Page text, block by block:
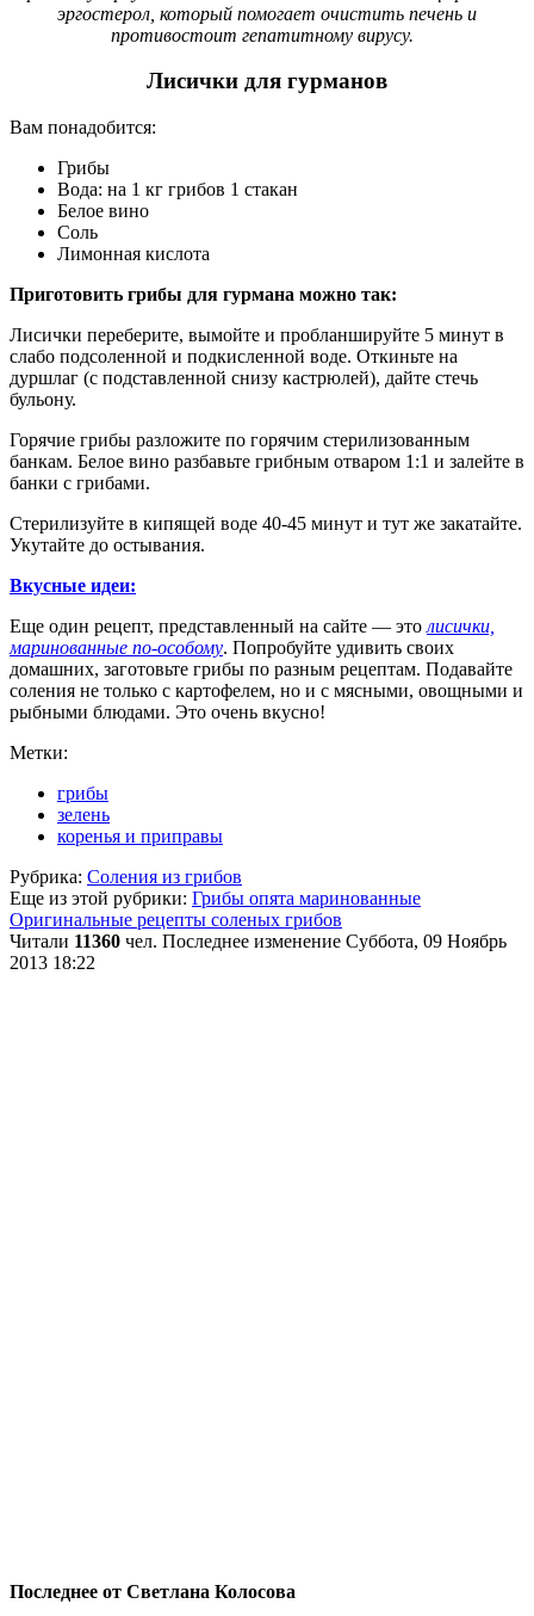
эргостерол, который помогает очистить печень и
противостоит гепатитному вирусу.
Лисички для гурманов
Вам понадобится:
Грибы
Вода: на 1 кг грибов 1 стакан
Белое вино
Соль
Лимонная кислота
Приготовить грибы для гурмана можно так:
Лисички переберите, вымойте и пробланшируйте 5 минут в
слабо подсоленной и подкисленной воде. Откиньте на
дуршлаг (с подставленной снизу кастрюлей), дайте стечь
бульону.
Горячие грибы разложите по горячим стерилизованным
банкам. Белое вино разбавьте грибным отваром 1:1 и залейте в
банки с грибами.
Стерилизуйте в кипящей воде 40-45 минут и тут же закатайте.
Укутайте до остывания.
Вкусные идеи:
Еще один рецепт, представленный на сайте — это лисички,
маринованные по-особому. Попробуйте удивить своих
домашних, заготовьте грибы по разным рецептам. Подавайте
соления не только с картофелем, но и с мясными, овощными и
рыбными блюдами. Это очень вкусно!
Метки:
грибы
зелень
коренья и приправы
Рубрика: Соления из грибов
Еще из этой рубрики: Грибы опята маринованные
Оригинальные рецепты соленых грибов
Читали 11360 чел. Последнее изменение Суббота, 09 Ноябрь
2013 18:22
Последнее от Светлана Колосова